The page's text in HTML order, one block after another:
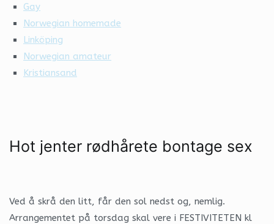
Gay
Norwegian homemade
Linköping
Norwegian amateur
Kristiansand
Hot jenter rødhårete bontage sex
Ved å skrå den litt, får den sol nedst og, nemlig.
Arrangementet på torsdag skal vere i FESTIVITETEN kl